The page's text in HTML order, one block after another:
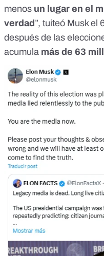
menos un lugar en el
verdad”, tuiteó Muskel
después de las
acumula más de 63